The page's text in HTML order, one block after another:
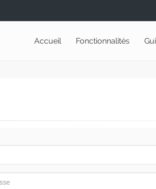
Accueil Fonctionnalités